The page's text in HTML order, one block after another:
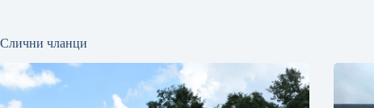
Слични чланци